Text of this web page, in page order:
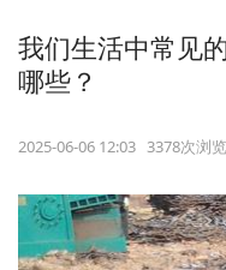
我们生活中常见
哪些？
2025-06-06 12:03 3378次浏览